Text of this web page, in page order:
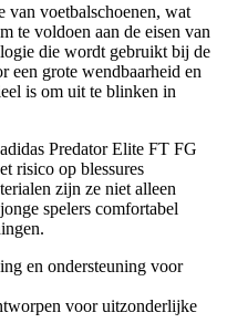
voetbalschoenen, wat
te voldoen aan de eisen van
die wordt gebruikt bij de
een grote wendbaarheid en
is om uit te blinken in
Predator Elite FT FG
risico op blessures
zijn ze niet alleen
spelers comfortabel
en ondersteuning voor
voor uitzonderlijke